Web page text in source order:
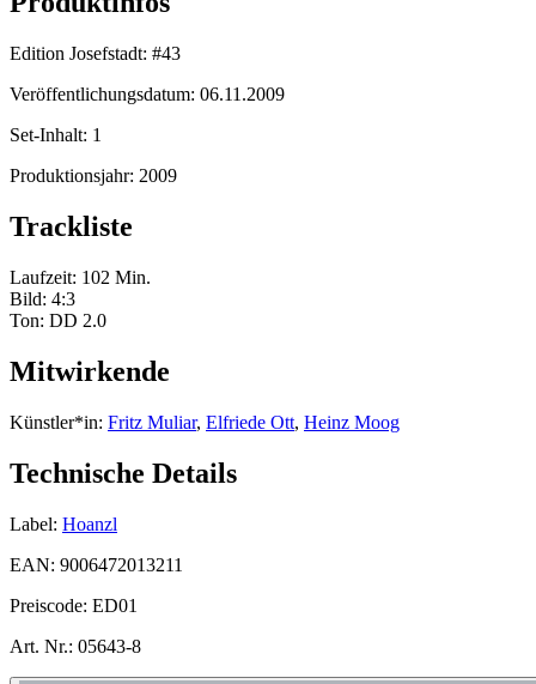
Edition Josefstadt: #43
Veröffentlichungsdatum: 06.11.2009
Set-Inhalt: 1
Produktionsjahr: 2009
Trackliste
Laufzeit: 102 Min.
Bild: 4:3
Ton: DD 2.0
Mitwirkende
Künstler*in: Fritz Muliar, Elfriede Ott, Heinz Moog
Technische Details
Label: Hoanzl
EAN: 9006472013211
Preiscode: ED01
Art. Nr.: 05643-8